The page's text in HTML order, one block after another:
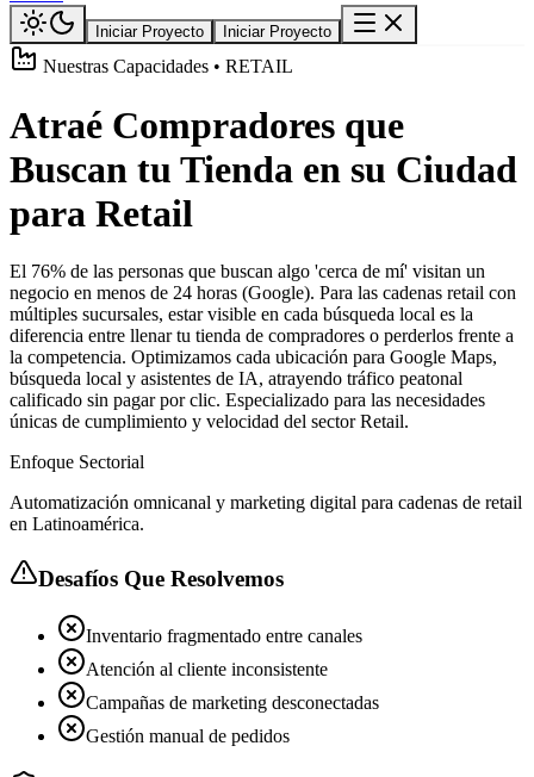
Iniciar Proyecto Iniciar Proyecto
Nuestras Capacidades • RETAIL
Atraé Compradores que
Buscan tu Tienda en su Ciudad
para Retail
El 76% de las personas que buscan algo 'cerca de mí' visitan un
negocio en menos de 24 horas (Google). Para las cadenas retail con
múltiples sucursales, estar visible en cada búsqueda local es la
diferencia entre llenar tu tienda de compradores o perderlos frente a
la competencia. Optimizamos cada ubicación para Google Maps,
búsqueda local y asistentes de IA, atrayendo tráfico peatonal
calificado sin pagar por clic. Especializado para las necesidades
únicas de cumplimiento y velocidad del sector Retail.
Enfoque Sectorial
Automatización omnicanal y marketing digital para cadenas de retail
en Latinoamérica.
Desafíos Que Resolvemos
Inventario fragmentado entre canales
Atención al cliente inconsistente
Campañas de marketing desconectadas
Gestión manual de pedidos